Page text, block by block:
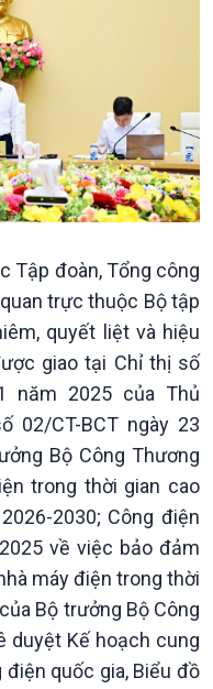
học & Công nghệ
Khoa học & Công nghệ
nối công nghệ
chung với biến đổi
hậu
Tập đoàn, Tổng công
trực thuộc Bộ tập
quyết liệt và hiệu
giao tại Chỉ thị số
năm 2025 của Thủ
02/CT-BCT ngày 23
Bộ Công Thương
trong thời gian cao
2030; Công điện
về việc bảo đảm
máy điện trong thời
Bộ trưởng Bộ Công
duyệt Kế hoạch cung
quốc gia, Biểu đồ